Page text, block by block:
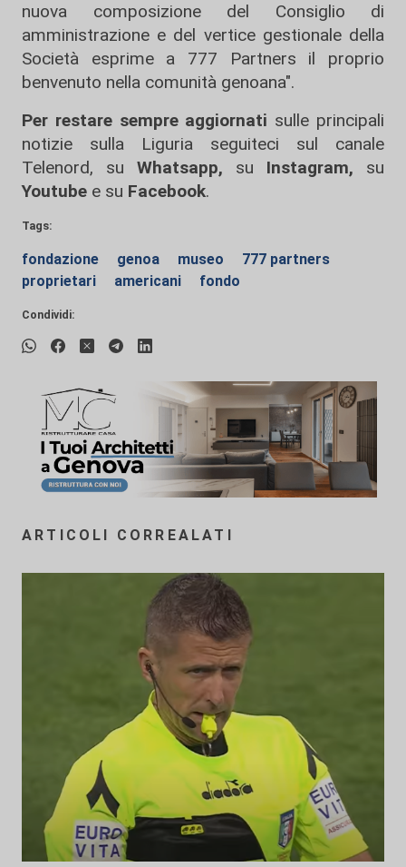
nuova composizione del Consiglio di
amministrazione e del vertice gestionale della
Società esprime a 777 Partners il proprio
benvenuto nella comunità genoana".
Per restare sempre aggiornati sulle principali
notizie sulla Liguria seguiteci sul canale
Telenord, su
Whatsapp, su Instagram, su
Youtube e su Facebook.
Tags:
fondazione genoa museo
777 partners
proprietari
americani fondo
Condividi:
ARTICOLI CORREALATI